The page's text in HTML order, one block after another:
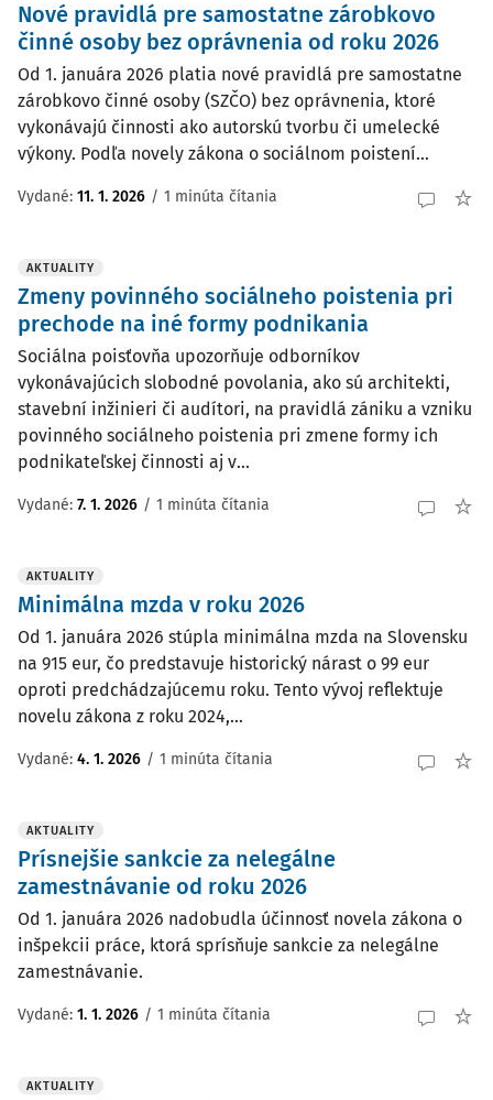
Nové pravidlá pre samostatne zárobkovo
činné osoby bez oprávnenia od roku 2026
Od 1. januára 2026 platia nové pravidlá pre samostatne
zárobkovo činné osoby (SZČO) bez oprávnenia, ktoré
vykonávajú činnosti ako autorskú tvorbu či umelecké
výkony. Podľa novely zákona o sociálnom poistení...
Vydané: 11. 1. 2026 / 1 minúta čítania
AKTUALITY
Zmeny povinného sociálneho poistenia pri
prechode na iné formy podnikania
Sociálna poisťovňa upozorňuje odborníkov
vykonávajúcich slobodné povolania, ako sú architekti,
stavební inžinieri či audítori, na pravidlá zániku a vzniku
povinného sociálneho poistenia pri zmene formy ich
podnikateľskej činnosti aj v...
Vydané: 7. 1. 2026 / 1 minúta čítania
AKTUALITY
Minimálna mzda v roku 2026
Od 1. januára 2026 stúpla minimálna mzda na Slovensku
na 915 eur, čo predstavuje historický nárast o 99 eur
oproti predchádzajúcemu roku. Tento vývoj reflektuje
novelu zákona z roku 2024,...
Vydané: 4. 1. 2026 / 1 minúta čítania
AKTUALITY
Prísnejšie sankcie za nelegálne
zamestnávanie od roku 2026
Od 1. januára 2026 nadobudla účinnosť novela zákona o
inšpekcii práce, ktorá sprísňuje sankcie za nelegálne
zamestnávanie.
Vydané: 1. 1. 2026 / 1 minúta čítania
AKTUALITY